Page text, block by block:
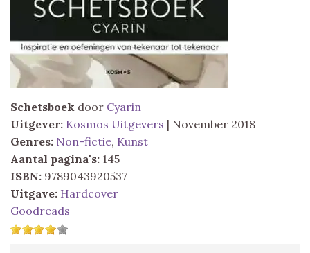
Schetsboek door Cyarin
Uitgever: Kosmos Uitgevers | November 2018
Genres: Non-fictie, Kunst
Aantal pagina's: 145
ISBN: 9789043920537
Uitgave: Hardcover
Goodreads